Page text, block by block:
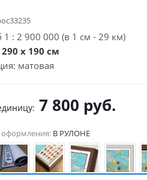
: 2 900 000 (в 1 см - 29 км)
х 190 см
матовая
7 800 руб.
В РУЛОНЕ